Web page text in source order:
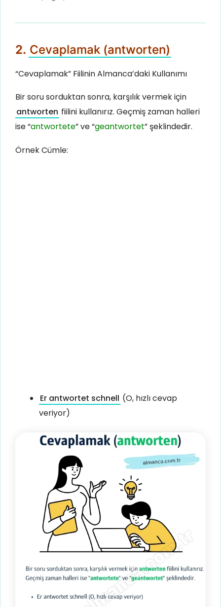
2. Cevaplamak (antworten)
“Cevaplamak” Fiilinin Almanca’daki Kullanımı
Bir soru sorduktan sonra, karşılık vermek için
antworten fiilini kullanırız. Geçmiş zaman halleri
ise “antwortete” ve “geantwortet” şeklindedir.
Örnek Cümle:
Er antwortet schnell (O, hızlı cevap
veriyor)